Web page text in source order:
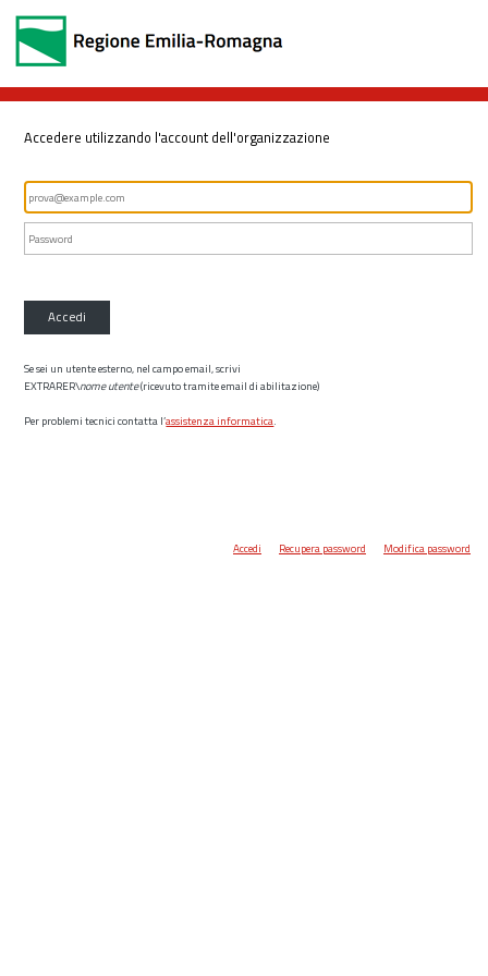
Accedere utilizzando l'account dell'organizzazione
Accedi
Se sei un utente esterno, nel campo email, scrivi
EXTRARER\nome utente(ricevuto tramite email di abilitazione)
Per problemi tecnici contatta l’assistenza informatica.
Accedi Recupera password Modifica password